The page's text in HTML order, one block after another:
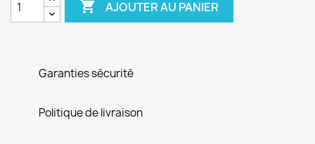
 AJOUTER AU PANIER
Garanties sécurité
Politique de livraison